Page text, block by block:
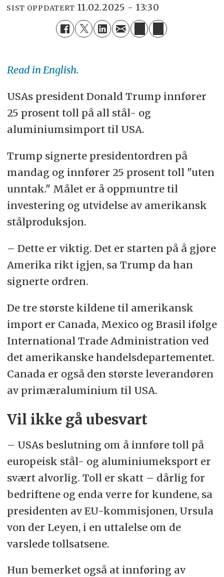
SIST OPPDATERT 11.02.2025 - 13:30
Read in English.
USAs president Donald Trump innfører
25 prosent toll på all stål- og
aluminiumsimport til USA.
Trump signerte presidentordren på
mandag og innfører 25 prosent toll "uten
unntak." Målet er å oppmuntre til
investering og utvidelse av amerikansk
stålproduksjon.
– Dette er viktig. Det er starten på å gjøre
Amerika rikt igjen, sa Trump da han
signerte ordren.
De tre største kildene til amerikansk
import er Canada, Mexico og Brasil ifølge
International Trade Administration ved
det amerikanske handelsdepartementet.
Canada er også den største leverandøren
av primæraluminium til USA.
Vil ikke gå ubesvart
– USAs beslutning om å innføre toll på
europeisk stål- og aluminiumeksport er
svært alvorlig. Toll er skatt – dårlig for
bedriftene og enda verre for kundene, sa
presidenten av EU-kommisjonen, Ursula
von der Leyen, i en uttalelse om de
varslede tollsatsene.
Hun bemerket også at innføring av